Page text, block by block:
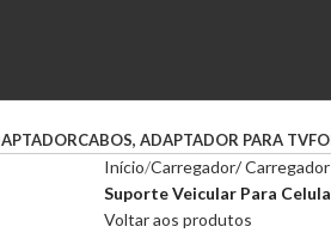
CABOS, ADAPTADOR PARA TV
Início Carregador/
Suporte Veicular Para
Voltar aos produtos